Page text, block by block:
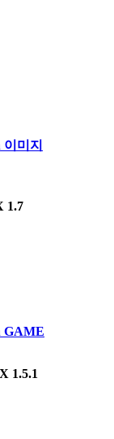
이미지
1.7
GAME
1.5.1